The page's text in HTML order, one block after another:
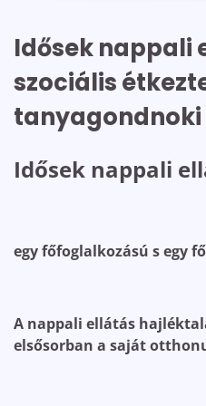
Idősek nappali
szociális
Idősek nappali
egy főfoglalkozású s egy
A nappali ellátás
elsősorban a saját